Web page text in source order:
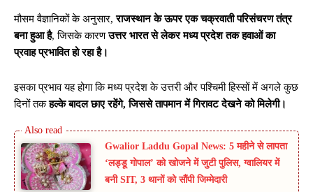
मौसम वैज्ञानिकों के अनुसार,राजस्थान के ऊपर एक चक्रवाती परिसंचरण तंत्र
बना हुआ है, जिसके कारणउत्तर भारत से लेकर मध्य प्रदेश तक हवाओं का
प्रवाह प्रभावित हो रहा है।
इसका प्रभाव यह होगा कि मध्य प्रदेश के उत्तरी और पश्चिमी हिस्सों में अगले कुछ
दिनों तकहल्के बादल छाए रहेंगे, जिससे तापमान में गिरावट देखने को मिलेगी।
Gwalior Laddu Gopal News: 5 महीने से लापता
‘लड्डू गोपाल’ को खोजने में जुटी पुलिस, ग्वालियर में
बनी SIT, 3 थानों को सौंपी जिम्मेदारी